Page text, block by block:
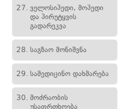
27. ველოსიპედი, მოპედი
და პირუტყვის
გადარეკვა
28. საგზაო მონიშვნა
29. სამედიცინო დახმარება
30. მოძრაობის
უსაფრთხოება